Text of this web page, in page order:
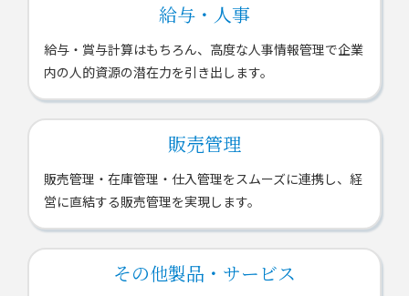
給与・人事
給与・賞与計算はもちろん、高度な人事情報管理で企業
内の人的資源の潜在力を引き出します。
販売管理
販売管理・在庫管理・仕入管理をスムーズに連携し、経
営に直結する販売管理を実現します。
その他製品・サービス